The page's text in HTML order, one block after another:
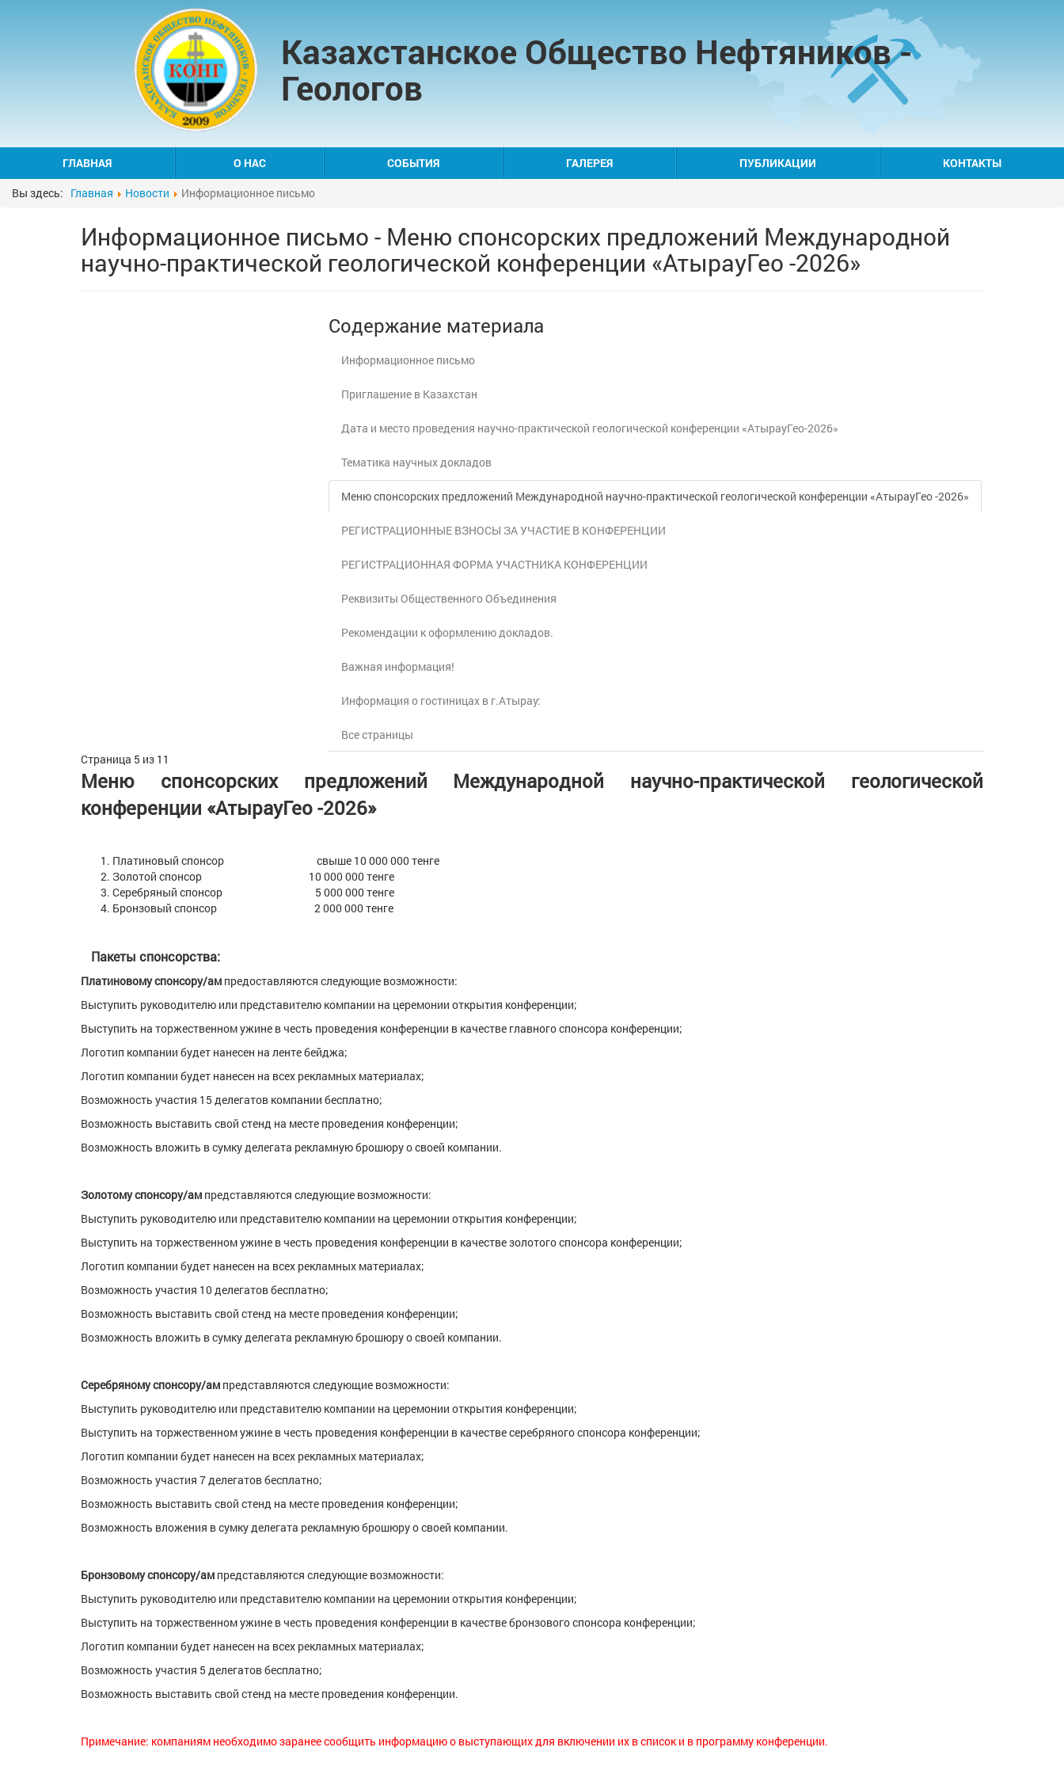
Казахстанское Общество Нефтяников -
Геологов
ГЛАВНАЯ О НАС СОБЫТИЯ ГАЛЕРЕЯ ПУБЛИКАЦИИ
КОНТАКТЫ
Вы здесь: Главная Новости Информационное письмо
Информационное письмо - Меню спонсорских предложений Международной
научно-практической геологической конференции «АтырауГео -2026»
Содержание материала
Информационное письмо
Приглашение в Казахстан
Дата и место проведения научно-практической геологической конференции «АтырауГео-2026»
Тематика научных докладов
Меню спонсорских предложений Международной научно-практической геологической конференции «АтырауГео -2026»
РЕГИСТРАЦИОННЫЕ ВЗНОСЫ ЗА УЧАСТИЕ В КОНФЕРЕНЦИИ
РЕГИСТРАЦИОННАЯ ФОРМА УЧАСТНИКА КОНФЕРЕНЦИИ
Реквизиты Общественного Объединения
Рекомендации к оформлению докладов.
Важная информация!
Информация о гостиницах в г.Атырау:
Все страницы
Страница 5 из 11
Меню спонсорских предложений Международной научно-практической геологической
конференции «АтырауГео -2026»
Платиновый спонсор свыше 10 000 000 тенге
Золотой спонсор 10 000 000 тенге
Серебряный спонсор 5 000 000 тенге
Бронзовый спонсор 2 000 000 тенге
Пакеты спонсорства:
Платиновому спонсору/ам предоставляются следующие возможности:
Выступить руководителю или представителю компании на церемонии открытия конференции;
Выступить на торжественном ужине в честь проведения конференции в качестве главного спонсора конференции;
Логотип компании будет нанесен на ленте бейджа;
Логотип компании будет нанесен на всех рекламных материалах;
Возможность участия 15 делегатов компании бесплатно;
Возможность выставить свой стенд на месте проведения конференции;
Возможность вложить в сумку делегата рекламную брошюру о своей компании.
Золотому спонсору/ам представляются следующие возможности:
Выступить руководителю или представителю компании на церемонии открытия конференции;
Выступить на торжественном ужине в честь проведения конференции в качестве золотого спонсора конференции;
Логотип компании будет нанесен на всех рекламных материалах;
Возможность участия 10 делегатов бесплатно;
Возможность выставить свой стенд на месте проведения конференции;
Возможность вложить в сумку делегата рекламную брошюру о своей компании.
Серебряному спонсору/ам представляются следующие возможности:
Выступить руководителю или представителю компании на церемонии открытия конференции;
Выступить на торжественном ужине в честь проведения конференции в качестве серебряного спонсора конференции;
Логотип компании будет нанесен на всех рекламных материалах;
Возможность участия 7 делегатов бесплатно;
Возможность выставить свой стенд на месте проведения конференции;
Возможность вложения в сумку делегата рекламную брошюру о своей компании.
Бронзовому спонсору/ам представляются следующие возможности:
Выступить руководителю или представителю компании на церемонии открытия конференции;
Выступить на торжественном ужине в честь проведения конференции в качестве бронзового спонсора конференции;
Логотип компании будет нанесен на всех рекламных материалах;
Возможность участия 5 делегатов бесплатно;
Возможность выставить свой стенд на месте проведения конференции.
Примечание: компаниям необходимо заранее сообщить информацию о выступающих для включении их в список и в программу конференции.